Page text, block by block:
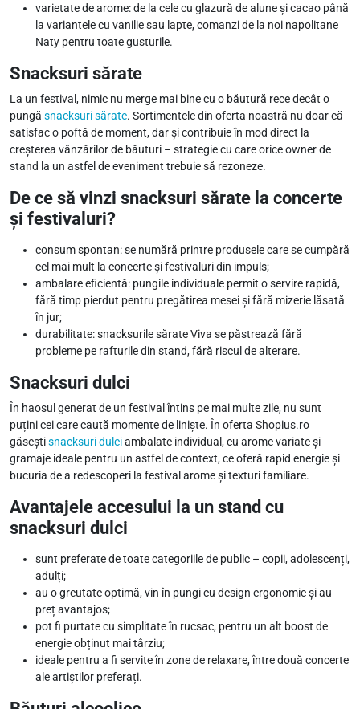
varietate de arome: de la cele cu glazură de alune și cacao până
la variantele cu vanilie sau lapte, comanzi de la noi napolitane
Naty pentru toate gusturile.
Snacksuri sărate
La un festival, nimic nu merge mai bine cu o băutură rece decât o
pungă snacksuri sărate. Sortimentele din oferta noastră nu doar că
satisfac o poftă de moment, dar și contribuie în mod direct la
creșterea vânzărilor de băuturi – strategie cu care orice owner de
stand la un astfel de eveniment trebuie să rezoneze.
De ce să vinzi snacksuri sărate la concerte
și festivaluri?
consum spontan: se numără printre produsele care se cumpără
cel mai mult la concerte și festivaluri din impuls;
ambalare eficientă: pungile individuale permit o servire rapidă,
fără timp pierdut pentru pregătirea mesei și fără mizerie lăsată
în jur;
durabilitate: snacksurile sărate Viva se păstrează fără
probleme pe rafturile din stand, fără riscul de alterare.
Snacksuri dulci
În haosul generat de un festival întins pe mai multe zile, nu sunt
puțini cei care caută momente de liniște. În oferta Shopius.ro
găseștisnacksuri dulciambalate individual, cu arome variate și
gramaje ideale pentru un astfel de context, ce oferă rapid energie și
bucuria de a redescoperi la festival arome și texturi familiare.
Avantajele accesului la un stand cu
snacksuri dulci
sunt preferate de toate categoriile de public – copii, adolescenți,
adulți;
au o greutate optimă, vin în pungi cu design ergonomic și au
preț avantajos;
pot fi purtate cu simplitate în rucsac, pentru un alt boost de
energie obținut mai târziu;
ideale pentru a fi servite în zone de relaxare, între două concerte
ale artiștilor preferați.